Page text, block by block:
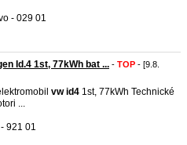
- 029 01
Id.4 1st, 77kWh bat ... - TOP - [9.8.
vw id4 1st, 77kWh Technické
...
921 01